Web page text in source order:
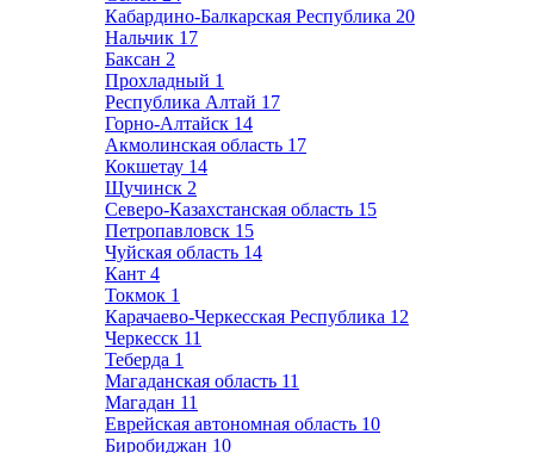
Кабардино-Балкарская Республика 20
Нальчик 17
Баксан 2
Прохладный 1
Республика Алтай 17
Горно-Алтайск 14
Акмолинская область 17
Кокшетау 14
Щучинск 2
Северо-Казахстанская область 15
Петропавловск 15
Чуйская область 14
Кант 4
Токмок 1
Карачаево-Черкесская Республика 12
Черкесск 11
Теберда 1
Магаданская область 11
Магадан 11
Еврейская автономная область 10
Биробиджан 10